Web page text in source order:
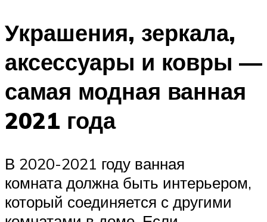
Украшения, зеркала,
аксессуары и ковры —
самая модная ванная
2021 года
В 2020-2021 году ванная
комната должна быть интерьером,
который соединяется с другими